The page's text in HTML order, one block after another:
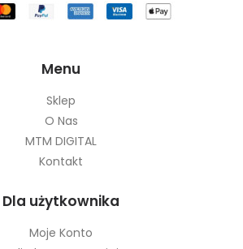
Menu
Sklep
O Nas
MTM DIGITAL
Kontakt
Dla użytkownika
Moje Konto